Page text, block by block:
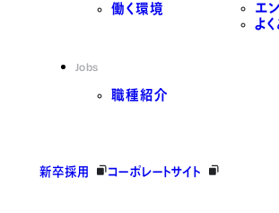
働く環境
Jobs
職種紹介
エ
よ
新卒採用 コーポレートサイト